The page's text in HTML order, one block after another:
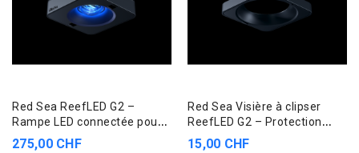
Red Sea ReefLED G2 –
Rampe LED connectée pour
aquarium récifal
275,00 CHF
Red Sea Visière à clipser
ReefLED G2 – Protection
anti-éblouissement
15,00 CHF